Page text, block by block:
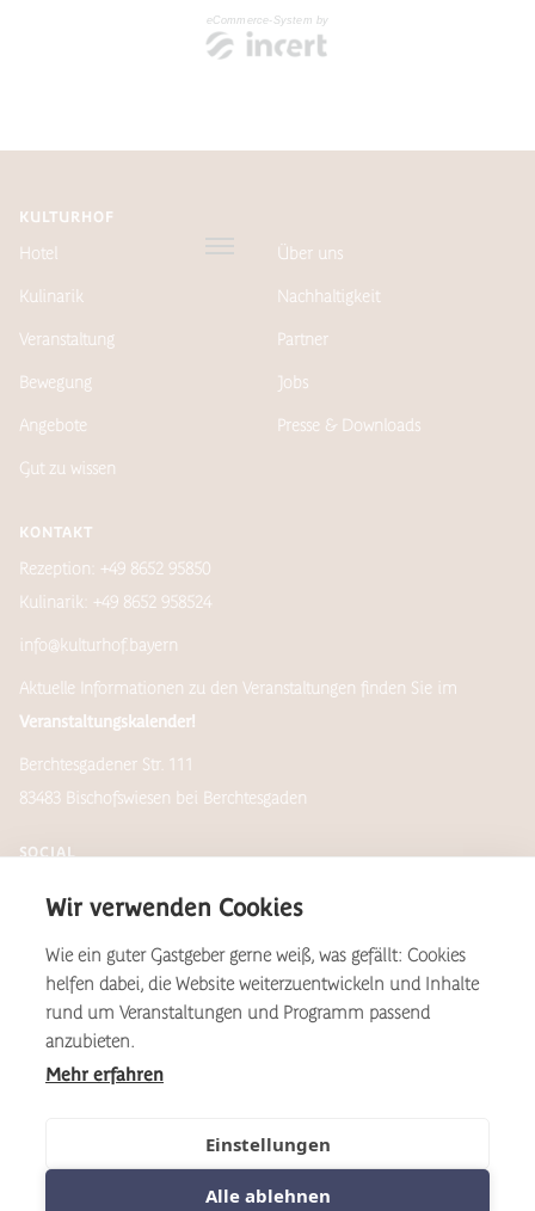
Wir verwenden Cookies
Wie ein guter Gastgeber gerne weiß, was gefällt: Cookies
helfen dabei, die Website weiterzuentwickeln und Inhalte
rund um Veranstaltungen und Programm passend
anzubieten.
Mehr erfahren
Einstellungen
Alle ablehnen
KULTURHOF
Hotel
Kulinarik
Veranstaltung
Bewegung
Angebote
Gut zu wissen
Über uns
Nachhaltigkeit
Partner
Jobs
Presse & Downloads
KONTAKT
Rezeption: +49 8652 95850
Kulinarik: +49 8652 958524
info@kulturhof.bayern
Aktuelle Informationen zu den Veranstaltungen finden Sie im
Veranstaltungskalender!
Berchtesgadener Str. 111
83483 Bischofswiesen bei Berchtesgaden
SOCIAL
Newsletter
*Aus Gründen der Lesbarkeit wird auf dieser Website das
Formulierungsvariante verwendet. Dies gilt im Sinne der
Gleichbehandlung grundsätzlich für alle Geschlechter.